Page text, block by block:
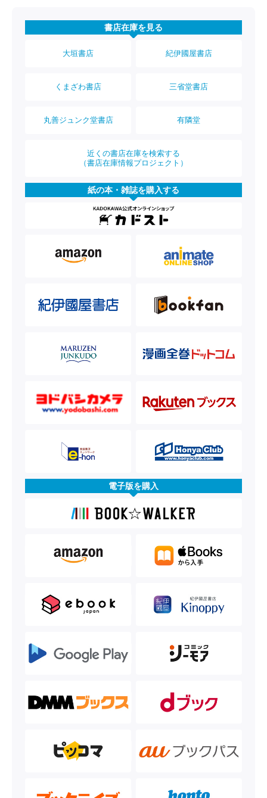
書店在庫を見る
大垣書店 紀伊國屋書店
くまざわ書店 三省堂書店
丸善ジュンク堂書店 有隣堂
近くの書店在庫を検索する
（書店在庫情報プロジェクト）
紙の本・雑誌を購入する
電子版を購入